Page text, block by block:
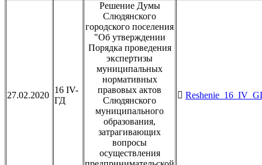
27.02.2020
16 IV-
ГД
Решение Думы
Слюдянского
городского поселения
"Об утверждении
Порядка проведения
экспертизы
муниципальных
нормативных
правовых актов
Слюдянского
муниципального
образования,
затрагивающих
вопросы
осуществления